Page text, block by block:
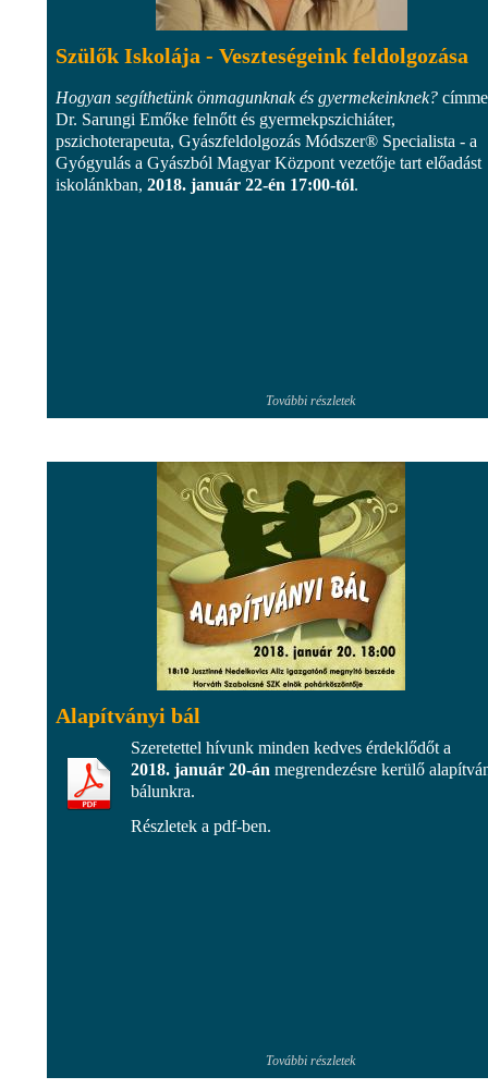
Szülők Iskolája - Veszteségeink feldolgozása
Hogyan segíthetünk önmagunknak és gyermekeinknek?
Dr. Sarungi Emőke felnőtt és gyermekpszichiáter,
pszichoterapeuta, Gyászfeldolgozás Módszer® Specialista - a
Gyógyulás a Gyászból Magyar Központ vezetője tart előadást
iskolánkban, 2018. január 22-én 17:00-tól.
További részletek
Alapítványi bál
Szeretettel hívunk minden kedves érdeklődőt a
2018. január 20-án megrendezésre kerülő
bálunkra.
Részletek a pdf-ben.
További részletek